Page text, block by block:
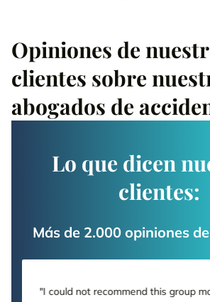
Opiniones de
clientes sobre
abogados de
Lo que dicen
clientes:
Más de 2.000 opiniones
"I could not recommend this group